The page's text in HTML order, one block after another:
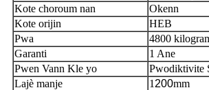
Kote choroum nan
Okenn
Kote orijin
HEB
Pwa
4800
Garanti
1 Ane
Pwen Vann Kle yo
Pwodiktivite
Lajè manje
1 200mm